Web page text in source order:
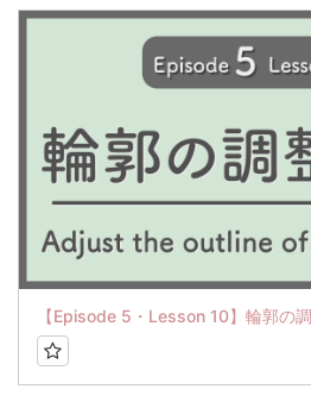
【Episode 5・Lesson 10】輪郭の